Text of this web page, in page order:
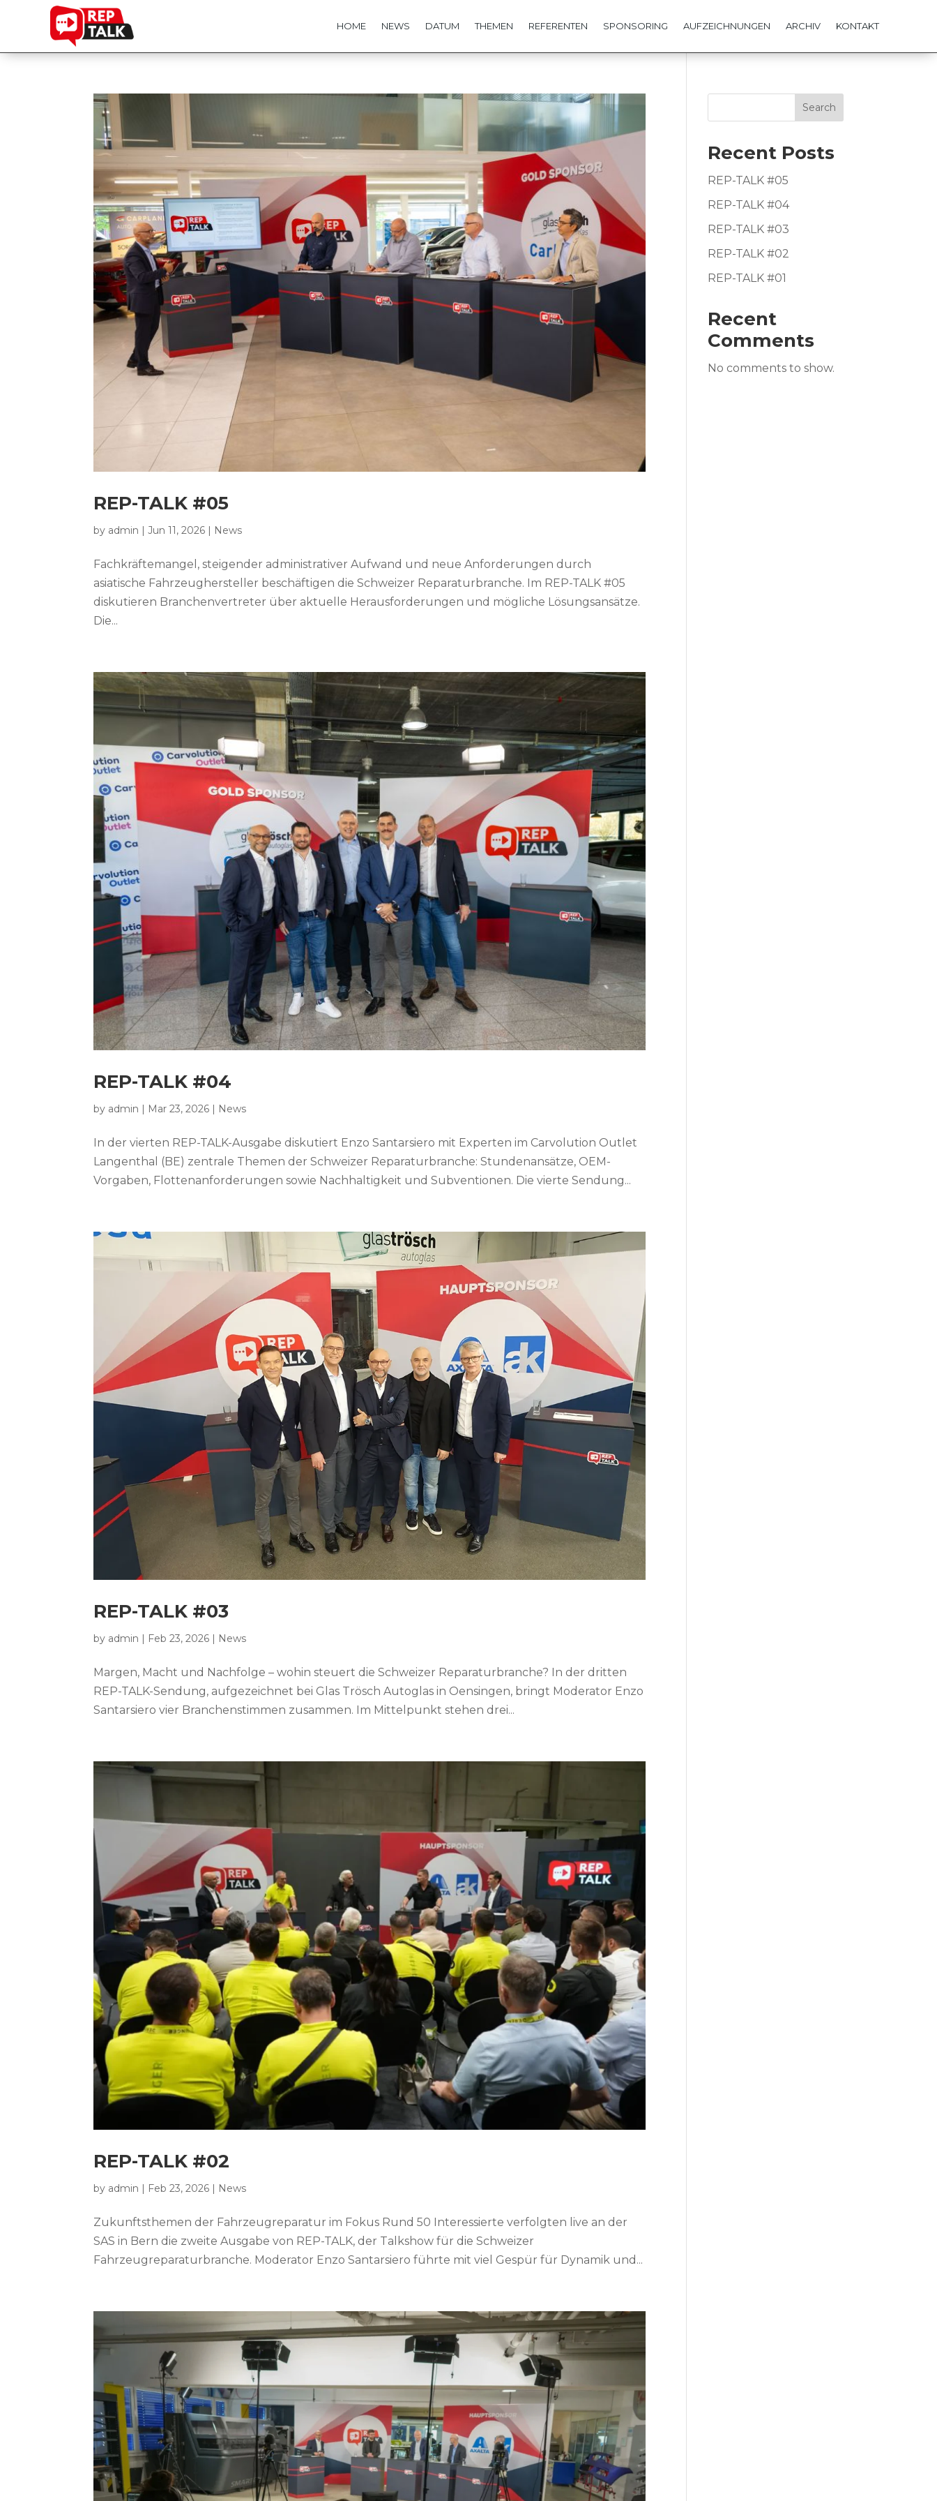
HOME NEWS DATUM THEMEN REFERENTEN SPONSORING AUFZEICHNUNGEN ARCHIV KONTAKT
REP-TALK #05
by admin |Jun 11, 2026 | News
Fachkräftemangel, steigender administrativer Aufwand und neue Anforderungen durch
asiatische Fahrzeughersteller beschäftigen die Schweizer Reparaturbranche. Im REP-TALK #05
diskutieren Branchenvertreter über aktuelle Herausforderungen und mögliche Lösungsansätze.
Die...
REP-TALK #04
by admin | Mar 23, 2026 | News
In der vierten REP-TALK-Ausgabe diskutiert Enzo Santarsiero mit Experten im Carvolution Outlet
Langenthal (BE) zentrale Themen der Schweizer Reparaturbranche: Stundenansätze, OEM-
Vorgaben, Flottenanforderungen sowie Nachhaltigkeit und Subventionen. Die vierte Sendung...
REP-TALK #03
by admin Feb 23, 2026 News
Margen, Macht und Nachfolge – wohin steuert die Schweizer Reparaturbranche? In der dritten
REP-TALK-Sendung, aufgezeichnet bei Glas Trösch Autoglas in Oensingen, bringt Moderator Enzo
Santarsiero vier Branchenstimmen zusammen. Im Mittelpunkt stehen drei...
REP-TALK #02
by admin | Feb 23, 2026 | News
Zukunftsthemen der Fahrzeugreparatur im Fokus Rund 50 Interessierte verfolgten live an der
SAS in Bern die zweite Ausgabe von REP-TALK, der Talkshow für die Schweizer
Fahrzeugreparaturbranche. Moderator Enzo Santarsiero führte mit viel Gespür für Dynamik und...
Search
Recent Posts
REP-TALK #05
REP-TALK #04
REP-TALK #03
REP-TALK #02
REP-TALK #01
Recent
Comments
No comments to show.